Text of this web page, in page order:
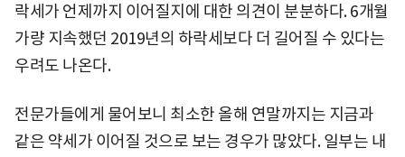
락세가 언제까지 이어질지에 대한 의견이 분분하다. 6개월
가량 지속했던 2019년의 하락세보다 더 길어질 수 있다는
우려도 나온다.
전문가들에게 물어보니 최소한 올해 연말까지는 지금과
같은 약세가 이어질 것으로 보는 경우가 많았다. 일부는 내